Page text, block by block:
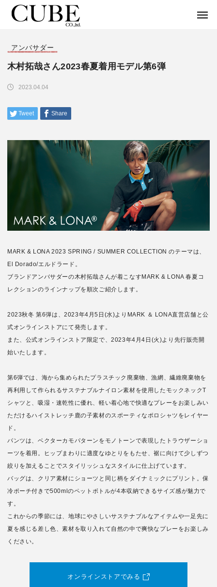
アンバサダー
木村拓哉さん2023春夏着用モデル第6弾
2023.04.04
MARK & LONA 2023 SPRING / SUMMER COLLECTION のテーマは、
El Dorado/エルドラード。
ブランドアンバサダーの木村拓哉さんが着こなすMARK & LONA 春夏コ
レクションのラインナップを順次ご紹介します。
2023秋冬 第6弾は、2023年4月5日(水)よりMARK ＆ LONA直営店舗と公
式オンラインストアにて発売します。
また、公式オンラインストア限定で、2023年4月4日(火)より先行販売開
始いたします。
第6弾では、海から集められたプラスチック廃棄物、漁網、繊維廃棄物を
再利用して作られるサステナブルナイロン素材を使用したモックネックT
シャツと、吸湿・速乾性に優れ、軽い着心地で快適なプレーをお楽しみい
ただけるハイストレッチ鹿の子素材のスポーティなポロシャツをレイヤー
ド。
パンツは、ベクターカモパターンをモノトーンで表現したトラウザーショ
ーツを着用。ヒップまわりに適度なゆとりをもたせ、裾に向けて少しずつ
絞りを加えることでスタイリッシュなスタイルに仕上げています。
バッグは、クリア素材にショーツと同じ柄をダイナミックにプリント。保
冷ポーチ付きで500mlのペットボトルが4本収納できるサイズ感が魅力で
す。
これからの季節には、地球にやさしいサステナブルなアイテムや一足先に
夏を感じる差し色、素材を取り入れて自然の中で爽快なプレーをお楽しみ
ください。
オンラインストアでみる